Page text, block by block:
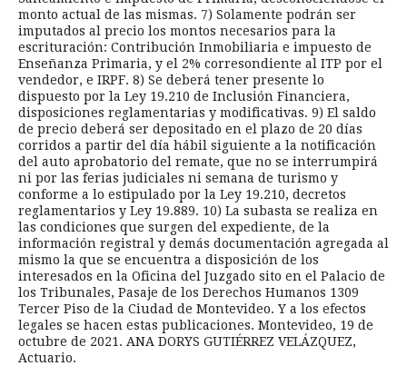
monto actual de las mismas. 7) Solamente podrán ser
imputados al precio los montos necesarios para la
escrituración: Contribución Inmobiliaria e impuesto de
Enseñanza Primaria, y el 2% corresondiente al ITP por el
vendedor, e IRPF. 8) Se deberá tener presente lo
dispuesto por la Ley 19.210 de Inclusión Financiera,
disposiciones reglamentarias y modificativas. 9) El saldo
de precio deberá ser depositado en el plazo de 20 días
corridos a partir del día hábil siguiente a la notificación
del auto aprobatorio del remate, que no se interrumpirá
ni por las ferias judiciales ni semana de turismo y
conforme a lo estipulado por la Ley 19.210, decretos
reglamentarios y Ley 19.889. 10) La subasta se realiza en
las condiciones que surgen del expediente, de la
información registral y demás documentación agregada al
mismo la que se encuentra a disposición de los
interesados en la Oficina del Juzgado sito en el Palacio de
los Tribunales, Pasaje de los Derechos Humanos 1309
Tercer Piso de la Ciudad de Montevideo. Y a los efectos
legales se hacen estas publicaciones. Montevideo, 19 de
octubre de 2021. ANA DORYS GUTIÉRREZ VELÁZQUEZ,
Actuario.